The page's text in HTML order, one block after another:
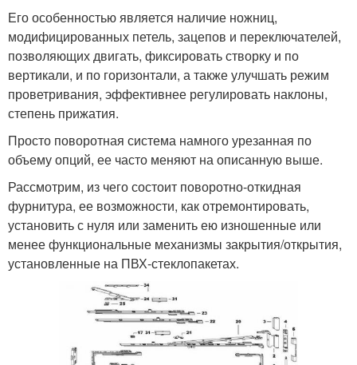
Его особенностью является наличие ножниц,
модифицированных петель, зацепов и переключателей,
позволяющих двигать, фиксировать створку и по
вертикали, и по горизонтали, а также улучшать режим
проветривания, эффективнее регулировать наклоны,
степень прижатия.
Просто поворотная система намного урезанная по
объему опций, ее часто меняют на описанную выше.
Рассмотрим, из чего состоит поворотно-откидная
фурнитура, ее возможности, как отремонтировать,
установить с нуля или заменить ею изношенные или
менее функциональные механизмы закрытия/открытия,
установленные на ПВХ-стеклопакетах.